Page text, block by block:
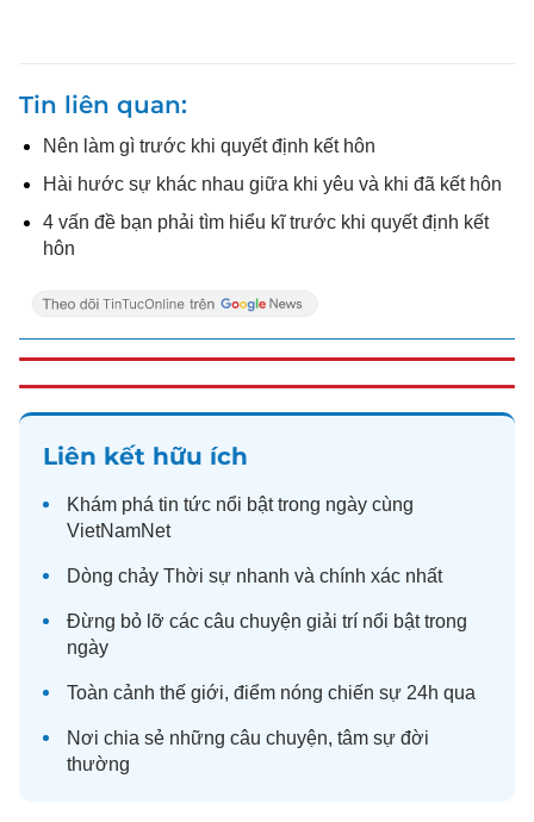
Tin liên quan
Nên làm gì trước khi quyết định kết hôn
Hài hước sự khác nhau giữa khi yêu và khi đã kết hôn
4 vấn đề bạn phải tìm hiểu kĩ trước khi quyết định kết
hôn
Liên kết hữu ích
Khám phá tin tức nổi bật trong ngày cùng
VietNamNet
Dòng chảy Thời sự nhanh và chính xác nhất
Đừng bỏ lỡ các câu chuyện giải trí nổi bật trong
ngày
Toàn cảnh thế giới, điểm nóng chiến sự 24h qua
Nơi chia sẻ những câu chuyện, tâm sự đời
thường